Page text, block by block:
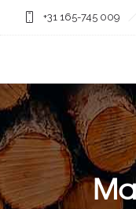
+31 165-745 009